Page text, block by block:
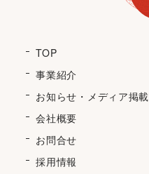
TOP
事業紹介
お知らせ・メディア掲載
会社概要
お問合せ
採用情報